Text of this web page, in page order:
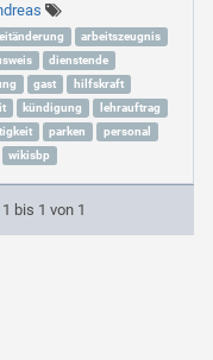
arbeitszeugnis
dienstende
gast
hilfskraft
kündigung
lehrauftrag
parken
personal
wikisbp
bis 1 von 1